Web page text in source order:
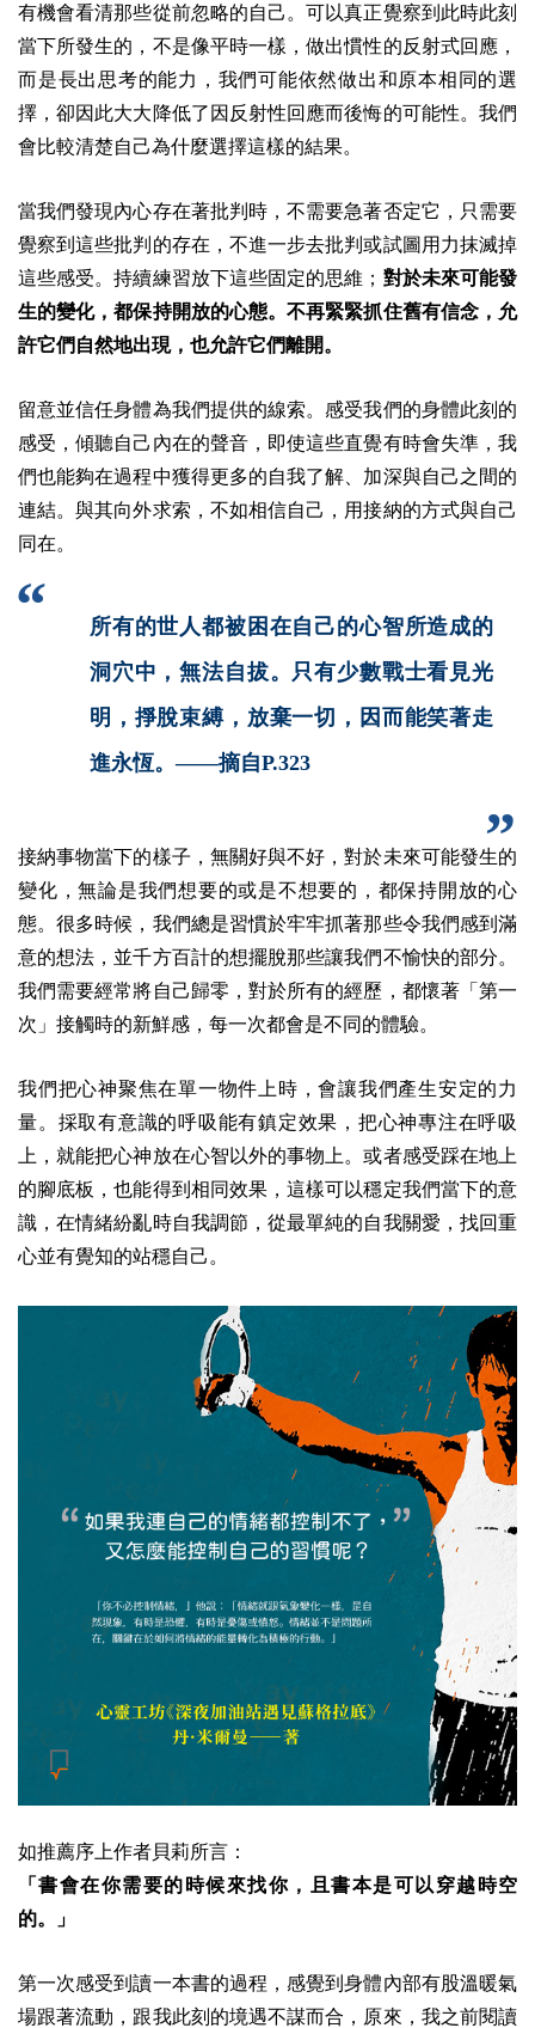
有機會看清那些從前忽略的自己。可以真正覺察到此時此刻
當下所發生的，不是像平時一樣，做出慣性的反射式回應，
而是長出思考的能力，我們可能依然做出和原本相同的選
擇，卻因此大大降低了因反射性回應而後悔的可能性。我們
會比較清楚自己為什麼選擇這樣的結果。
當我們發現內心存在著批判時，不需要急著否定它，只需要
覺察到這些批判的存在，不進一步去批判或試圖用力抹滅掉
這些感受。持續練習放下這些固定的思維； 對於未來可能發
生的變化，都保持開放的心態。不再緊緊抓住舊有信念，允
許它們自然地出現，也允許它們離開。
留意並信任身體為我們提供的線索。感受我們的身體此刻的
感受，傾聽自己內在的聲音，即使這些直覺有時會失準，我
們也能夠在過程中獲得更多的自我了解、加深與自己之間的
連結。與其向外求索，不如相信自己，用接納的方式與自己
同在。
所有的世人都被困在自己的心智所造成的
洞穴中，無法自拔。只有少數戰士看見光
明，掙脫束縛，放棄一切，因而能笑著走
進永恆。——摘自P.323
接納事物當下的樣子，無關好與不好，對於未來可能發生的
變化，無論是我們想要的或是不想要的，都保持開放的心
態。很多時候，我們總是習慣於牢牢抓著那些令我們感到滿
意的想法，並千方百計的想擺脫那些讓我們不愉快的部分。
我們需要經常將自己歸零，對於所有的經歷，都懷著「第一
次」接觸時的新鮮感，每一次都會是不同的體驗。
我們把心神聚焦在單一物件上時，會讓我們產生安定的力
量。採取有意識的呼吸能有鎮定效果，把心神專注在呼吸
上，就能把心神放在心智以外的事物上。或者感受踩在地上
的腳底板，也能得到相同效果，這樣可以穩定我們當下的意
識，在情緒紛亂時自我調節，從最單純的自我關愛，找回重
心並有覺知的站穩自己。
如推薦序上作者貝莉所言：
「書會在你需要的時候來找你，且書本是可以穿越時空
的。」
第一次感受到讀一本書的過程，感覺到身體內部有股溫暖氣
場跟著流動，跟我此刻的境遇不謀而合，原來，我之前閱讀